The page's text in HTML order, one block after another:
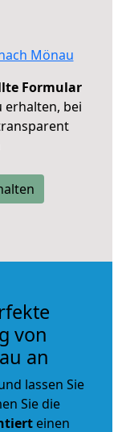
Mönau
Formular
erhalten, bei
von
an
lassen Sie
Sie die
einen